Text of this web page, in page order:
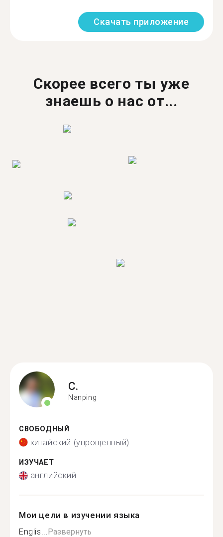
Скачать приложение
Скорее всего ты уже
знаешь о нас от...
C.
Nanping
СВОБОДНЫЙ
китайский (упрощенный)
ИЗУЧАЕТ
английский
Мои цели в изучении языка
Englis...Развернуть